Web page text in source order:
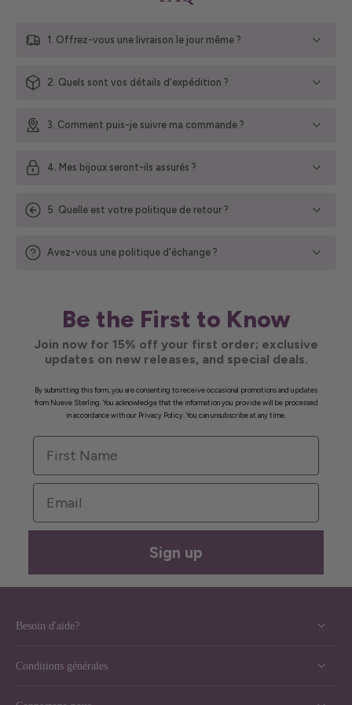
1. Offrez-vous une livraison le jour même ?
2. Quels sont vos détails d'expédition ?
3. Comment puis-je suivre ma commande ?
4. Mes bijoux seront-ils assurés ?
5. Quelle est votre politique de retour ?
Avez-vous une politique d'échange ?
Be the First to Know
Join now for 15% off your first order; exclusive
updates on new releases, and special deals.
By submitting this form, you are consenting to receive occasional promotions and updates
from Nueve Sterling. You acknowledge that the information you provide will be processed
in accordance with our Privacy Policy. You can unsubscribe at any time.
First Name
Email
Sign up
Besoin d'aide?
Conditions générales